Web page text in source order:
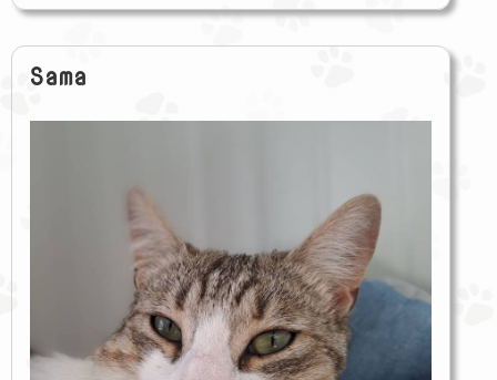
Sama